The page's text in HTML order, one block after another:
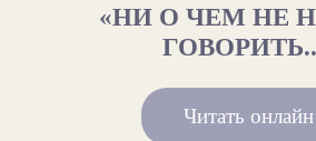
«НИ О ЧЕМ НЕ
Читать онлайн